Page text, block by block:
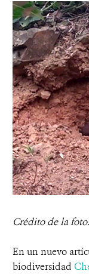
Crédito de la
En un nuevo
biodiversidad